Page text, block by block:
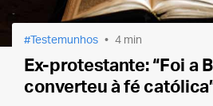
Testemunhos 4 min
Ex-protestante: “Foi a
converteu à fé